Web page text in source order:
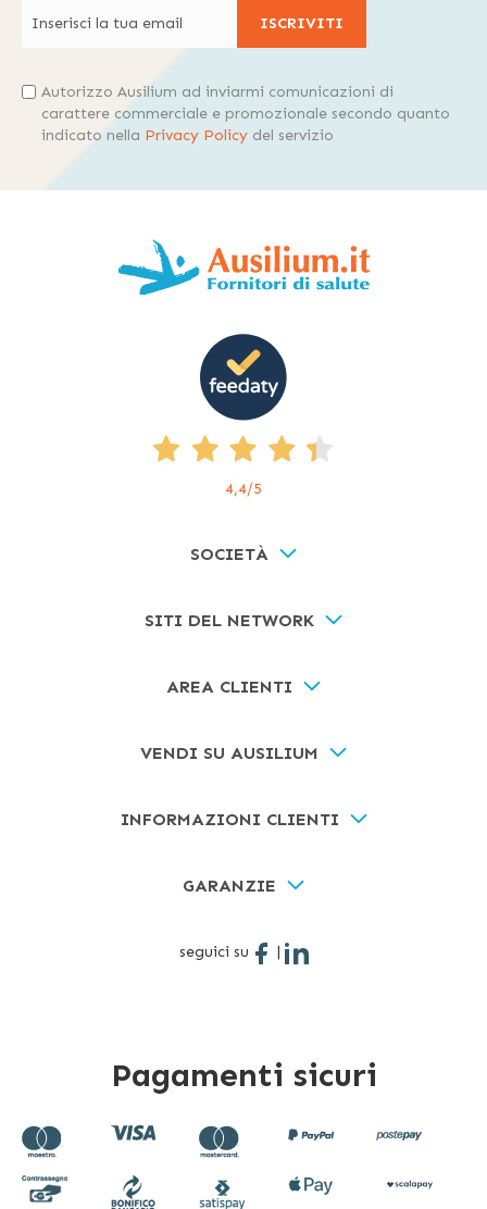
ISCRIVITI
Autorizzo Ausilium ad inviarmi comunicazioni di
carattere commerciale e promozionale secondo quanto
indicato nella Privacy Policy del servizio
4,4/5
SOCIETÀ
SITI DEL NETWORK
AREA CLIENTI
VENDI SU AUSILIUM
INFORMAZIONI CLIENTI
GARANZIE
seguici su |
Pagamenti sicuri